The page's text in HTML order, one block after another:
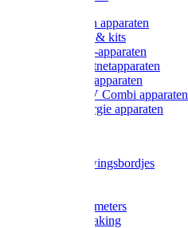
Onderdelen apparaten
Starter sets & kits
9V Batterij-apparaten
230V Lichtnetapparaten
12V Accu-apparaten
230V / 12V Combi apparaten
Zonne-energie apparaten
Waarschuwingsbordjes
Wegers en meters
Video bewaking